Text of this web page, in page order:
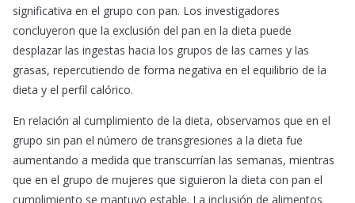
significativa en el grupo con pan. Los investigadores
concluyeron que la exclusión del pan en la dieta puede
desplazar las ingestas hacia los grupos de las carnes y las
grasas, repercutiendo de forma negativa en el equilibrio de la
dieta y el perfil calórico.
En relación al cumplimiento de la dieta, observamos que en el
grupo sin pan el número de transgresiones a la dieta fue
aumentando a medida que transcurrían las semanas, mientras
que en el grupo de mujeres que siguieron la dieta con pan el
cumplimiento se mantuvo estable. La inclusión de alimentos